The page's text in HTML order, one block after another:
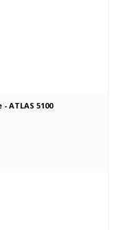
ATLAS 5100